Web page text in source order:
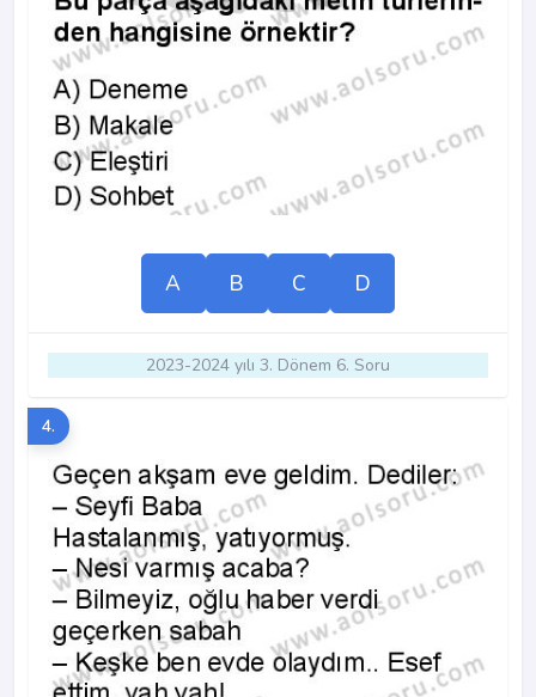
A B C D
2023-2024 yılı 3. Dönem 6. Soru
4.